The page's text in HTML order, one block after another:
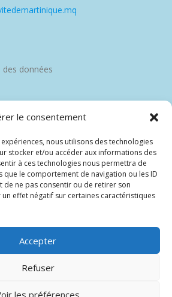
le consentement
nous utilisons des technologies
stocker et/ou accéder aux informations des
à ces technologies nous permettra de
que le comportement de navigation ou les ID
de ne pas consentir ou de retirer son
effet négatif sur certaines caractéristiques
Accepter
Refuser
les préférences
données